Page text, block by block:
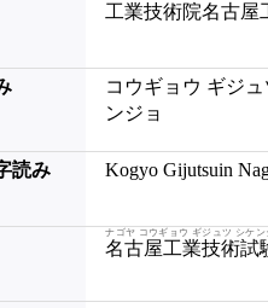
工業技術院名古屋
コウギョウ ギジ
ンジョ
読み Kogyo Gijutsuin
名古屋工業技術試
ナゴヤ コウギョウ ギジュツ シケ